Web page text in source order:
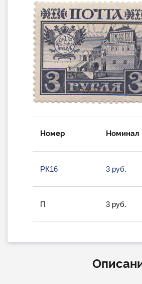
Номер Номинал
РК16 3 руб.
П 3 руб.